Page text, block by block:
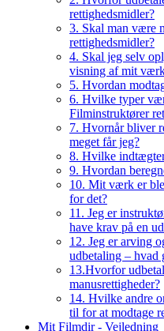
rettighedsmidler?
3. Skal man være
rettighedsmidler?
4. Skal jeg selv
visning af mit
5. Hvordan
6. Hvilke typer
Filminstruktører
7. Hvornår bliver
meget får jeg?
8. Hvilke
9. Hvordan
10. Mit værk er
for det?
11. Jeg er
have krav på en
12. Jeg er arving
udbetaling – hvad
13.Hvorfor
manusrettigheder?
14. Hvilke andre
til for at modtage
Mit Filmdir - Vejledning